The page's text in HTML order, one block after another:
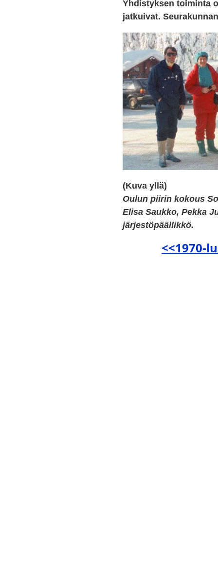
Yhdistyksen toiminta
jatkuivat.
(Kuva yllä)
Oulun piirin kokous
Elisa Saukko, Pekka
järjestöpäällikkö.
<<1970-